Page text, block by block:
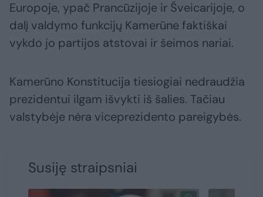
Europoje, ypač Prancūzijoje ir Šveicarijoje, o
dalį valdymo funkcijų Kamerūne faktiškai
vykdo jo partijos atstovai ir šeimos nariai.
Kamerūno Konstitucija tiesiogiai nedraudžia
prezidentui ilgam išvykti iš šalies. Tačiau
valstybėje nėra viceprezidento pareigybės.
Susiję straipsniai